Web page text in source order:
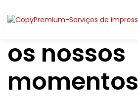
os nossos
momentos